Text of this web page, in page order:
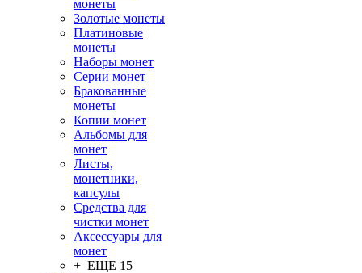
монеты
Золотые монеты
Платиновые
монеты
Наборы монет
Серии монет
Бракованные
монеты
Копии монет
Альбомы для
монет
Листы,
монетники,
капсулы
Средства для
чистки монет
Аксессуары для
монет
+ ЕЩЕ 15